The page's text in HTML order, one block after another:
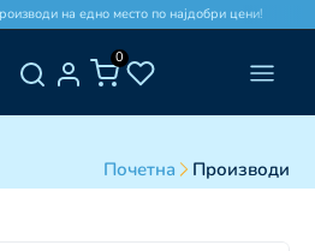
на едно место по најдобри цени!
0
Почетна
Производи